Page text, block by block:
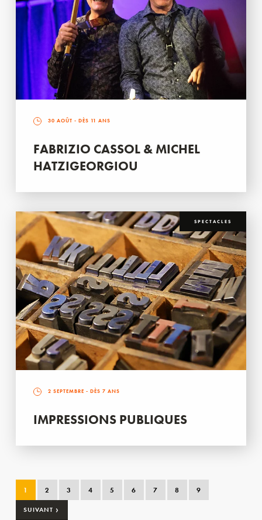
30 AOÛT - DÈS 11 ANS
FABRIZIO CASSOL & MICHEL
HATZIGEORGIOU
SPECTACLES
2 SEPTEMBRE - DÈS 7 ANS
IMPRESSIONS PUBLIQUES
1 2 3 4 5 6 7 8 9
SUIVANT ›